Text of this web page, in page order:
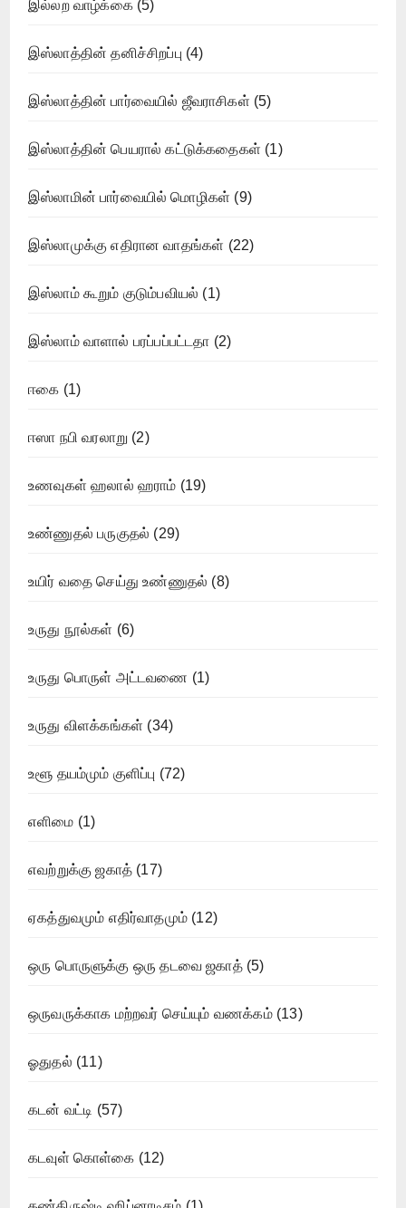
இல்லற வாழ்க்கை(5)
இஸ்லாத்தின் தனிச்சிறப்பு (4)
இஸ்லாத்தின் பார்வையில் ஜீவராசிகள் (5)
இஸ்லாத்தின் பெயரால் கட்டுக்கதைகள் (1)
இஸ்லாமின் பார்வையில் மொழிகள் (9)
இஸ்லாமுக்கு எதிரான வாதங்கள் (22)
இஸ்லாம் கூறும் குடும்பவியல் (1)
இஸ்லாம் வாளால் பரப்பப்பட்டதா (2)
ஈகை (1)
ஈஸா நபி வரலாறு (2)
உணவுகள் ஹலால் ஹராம் (19)
உண்ணுதல் பருகுதல் (29)
உயிர் வதை செய்து உண்ணுதல் (8)
உருது நூல்கள் (6)
உருது பொருள் அட்டவணை (1)
உருது விளக்கங்கள் (34)
உளூ தயம்மும் குளிப்பு (72)
எளிமை (1)
எவற்றுக்கு ஜகாத் (17)
ஏகத்துவமும் எதிர்வாதமும் (12)
ஒரு பொருளுக்கு ஒரு தடவை ஜகாத்(5)
ஒருவருக்காக மற்றவர் செய்யும் வணக்கம்(13)
ஓதுதல் (11)
கடன் வட்டி (57)
கடவுள் கொள்கை (12)